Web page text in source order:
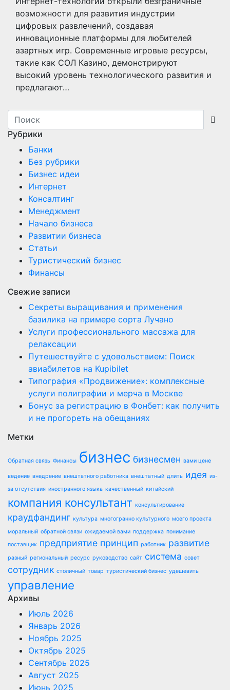
возможности для развития индустрии
цифровых развлечений, создавая
инновационные платформы для любителей
азартных игр. Современные игровые ресурсы,
такие как СОЛ Казино, демонстрируют
высокий уровень технологического развития и
предлагают…
Рубрики
Банки
Без рубрики
Бизнес идеи
Интернет
Консалтинг
Менеджмент
Начало бизнеса
Развитии бизнеса
Статьи
Туристический бизнес
Финансы
Свежие записи
Секреты выращивания и применения
базилика на примере сорта Лучано
Услуги профессионального массажа для
релаксации
Путешествуйте с удовольствием: Поиск
авиабилетов на Kupibilet
Типография «Продвижение»: комплексные
услуги полиграфии и мерча в Москве
Бонус за регистрацию в Фонбет: как получить
и не прогореть на обещаниях
Метки
Обратная связь Финансы бизнес бизнесмен вами цене
ведение внедрение внештатного работника внештатный длить идея из-
за отсутствия иностранного языка качественный китайский
компания консультант консультирование
краудфандинг культура многогранно культурного моего проекта
моральный обратной связи ожидаемой вами поддержка понимание
поставщик предприятие принцип работник развитие
разный региональный ресурс руководство сайт система совет
сотрудник столичный товар туристический бизнес удешевить
управление
Архивы
Июль 2026
Январь 2026
Ноябрь 2025
Октябрь 2025
Сентябрь 2025
Август 2025
Июнь 2025